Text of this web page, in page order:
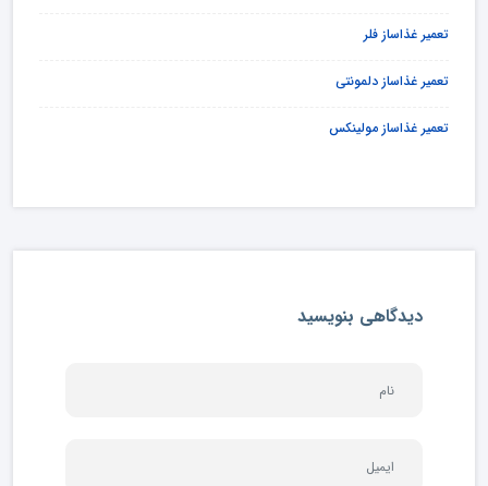
تعمیر غذاساز فلر
تعمیر غذاساز دلمونتی
تعمیر غذاساز مولینکس
دیدگاهی بنویسید